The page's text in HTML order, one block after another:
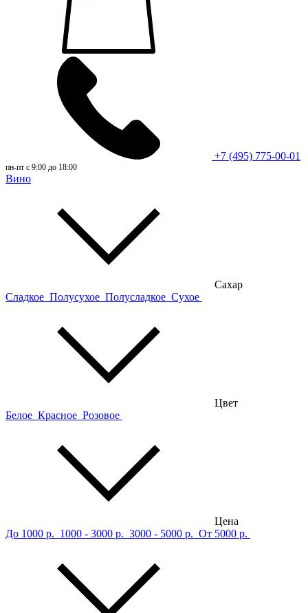
+7 (495) 775-00-01
пн-пт с 9:00 до 18:00
Вино
Сахар
Сладкое Полусухое Полусладкое Сухое
Цвет
Белое Красное Розовое
Цена
До 1000 р. 1000 - 3000 р. 3000 - 5000 р. От 5000 р.